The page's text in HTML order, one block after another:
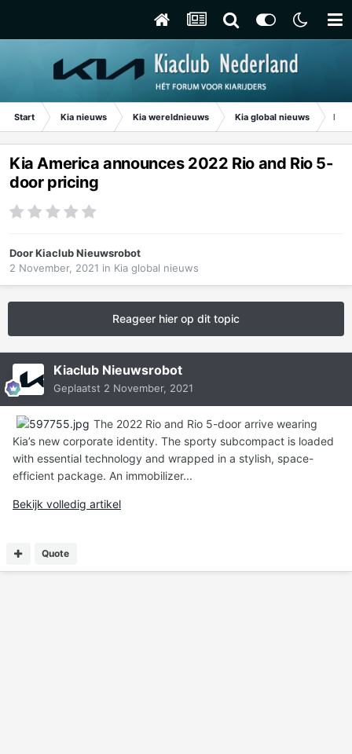
Start Kia nieuws Kia wereldnieuws Kia global nieuws Kia
Kia America announces 2022 Rio and Rio 5-
door pricing
DoorKiaclub Nieuwsrobot
2 November, 2021 in Kia global nieuws
Reageer hier op dit topic
Kiaclub Nieuwsrobot
Geplaatst 2 November, 2021
The 2022 Rio and Rio 5-door arrive wearing
Kia’s new corporate identity. The sporty subcompact is loaded
with essential technology and wrapped in a stylish, space-
efficient package. An immobilizer...
Bekijk volledig artikel
Quote